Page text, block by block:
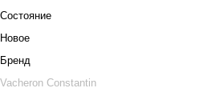
Состояние
Новое
Бренд
Vacheron Constantin